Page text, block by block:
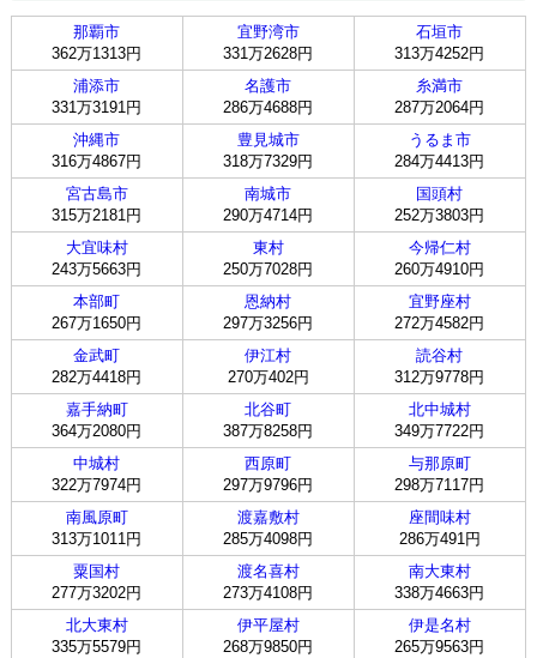
那覇市
362万1313円
宜野湾市
331万2628円
石垣市
313万4252円
浦添市
331万3191円
名護市
286万4688円
糸満市
287万2064円
沖縄市
316万4867円
豊見城市
318万7329円
うるま市
284万4413円
宮古島市
315万2181円
南城市
290万4714円
国頭村
252万3803円
大宜味村
243万5663円
東村
250万7028円
今帰仁村
260万4910円
本部町
267万1650円
恩納村
297万3256円
宜野座村
272万4582円
金武町
282万4418円
伊江村
270万402円
読谷村
312万9778円
嘉手納町
364万2080円
北谷町
387万8258円
北中城村
349万7722円
中城村
322万7974円
西原町
297万9796円
与那原町
298万7117円
南風原町
313万1011円
渡嘉敷村
285万4098円
座間味村
286万491円
粟国村
277万3202円
渡名喜村
273万4108円
南大東村
338万4663円
北大東村
335万5579円
伊平屋村
268万9850円
伊是名村
265万9563円